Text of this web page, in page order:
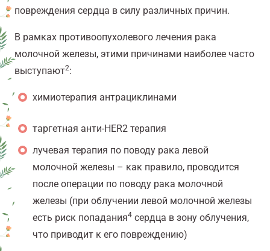
повреждения сердца в силу различных причин.
В рамках противоопухолевого лечения рака
молочной железы, этими причинами наиболее часто
выступают2:
химиотерапия антрациклинами
таргетная анти-HER2 терапия
лучевая терапия по поводу рака левой
молочной железы – как правило, проводится
после операции по поводу рака молочной
железы (при облучении левой молочной железы
есть риск попадания4 сердца в зону облучения,
что приводит к его повреждению)